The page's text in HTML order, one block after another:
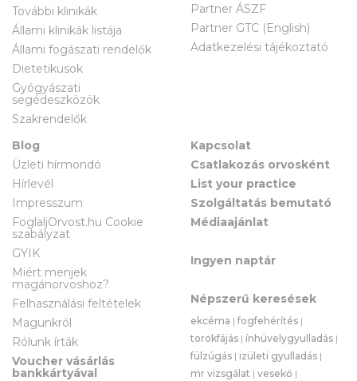
További klinikák
Állami klinikák listája
Állami fogászati rendelők
Dietetikusok
Gyógyászati
segédeszközök
Szakrendelők
Partner ÁSZF
Partner GTC (English)
Adatkezelési tájékoztató
Blog
Üzleti hírmondó
Hírlevél
Impresszum
FoglaljOrvost.hu Cookie
szabályzat
GYIK
Miért menjek
magánorvoshoz?
Felhasználási feltételek
Magunkról
Rólunk írták
Voucher vásárlás
bankkártyával
Kapcsolat
Csatlakozás orvosként
List your practice
Szolgáltatás bemutató
Médiaajánlat
Ingyen naptár
Népszerű keresések
ekcéma |fogfehérítés |
torokfájás | ínhüvelygyulladás |
fülzúgás | izületi gyulladás |
mr vizsgálat | vesekő |